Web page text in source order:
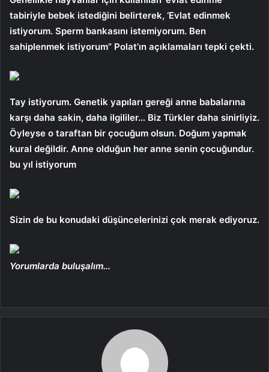
tabiriyle bebek istediğini belirterek, ‘Evlat edinmek
istiyorum. Sperm bankasını istemiyorum. Ben
sahiplenmek istiyorum” Polat’ın açıklamaları tepki çekti.
Tay istiyorum. Genetik yapıları gereği anne babalarına
karşı daha sakin, daha ilgililer… Biz Türkler daha sinirliyiz.
Öyleyse o taraftan bir çocuğum olsun. Doğum yapmak
kural değildir. Anne olduğun her anne senin çocuğundur.
bu yıl istiyorum
Sizin de bu konudaki düşüncelerinizi çok merak ediyoruz.
Yorumlarda buluşalım…